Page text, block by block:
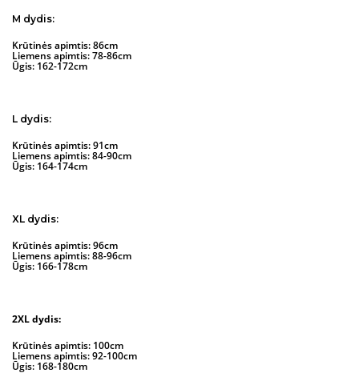
M dydis:
Krūtinės apimtis: 86cm
Liemens apimtis: 78-86cm
Ūgis: 162-172cm
L dydis:
Krūtinės apimtis: 91cm
Liemens apimtis: 84-90cm
Ūgis: 164-174cm
XL dydis:
Krūtinės apimtis: 96cm
Liemens apimtis: 88-96cm
Ūgis: 166-178cm
2XL dydis:
Krūtinės apimtis: 100cm
Liemens apimtis: 92-100cm
Ūgis: 168-180cm